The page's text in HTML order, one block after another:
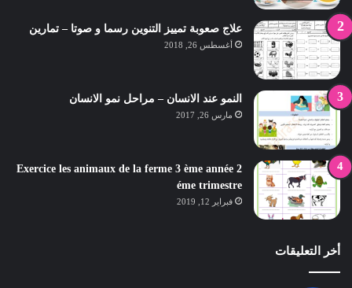
علاج صعوبة تمييز التنوين رسما و صوتا – تمارين
أغسطس 26, 2018
النمو عند الانسان – مراحل نمو الانسان
مارس 26, 2017
Exercice les animaux de la ferme 3 ème année 2
éme trimestre
فبراير 12, 2019
أخر التعليقات